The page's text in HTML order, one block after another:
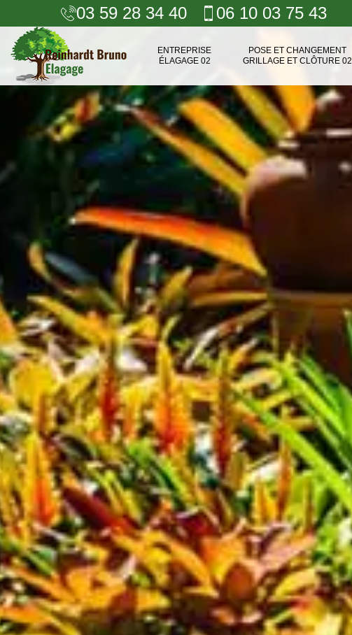
03 59 28 34 40 06 10 03 75 43
ENTREPRISE
ÉLAGAGE 02
POSE ET CHANGEMENT
GRILLAGE ET CLÔTURE 02